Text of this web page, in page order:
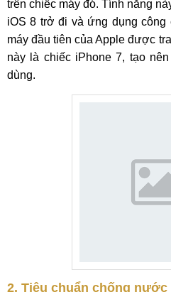
trên chiếc máy đó. Tính năng
iOS 8 trở đi và ứng dụng công
máy đầu tiên của Apple được
này là chiếc iPhone 7, tạo
dùng.
2. Tiêu chuẩn chống nước